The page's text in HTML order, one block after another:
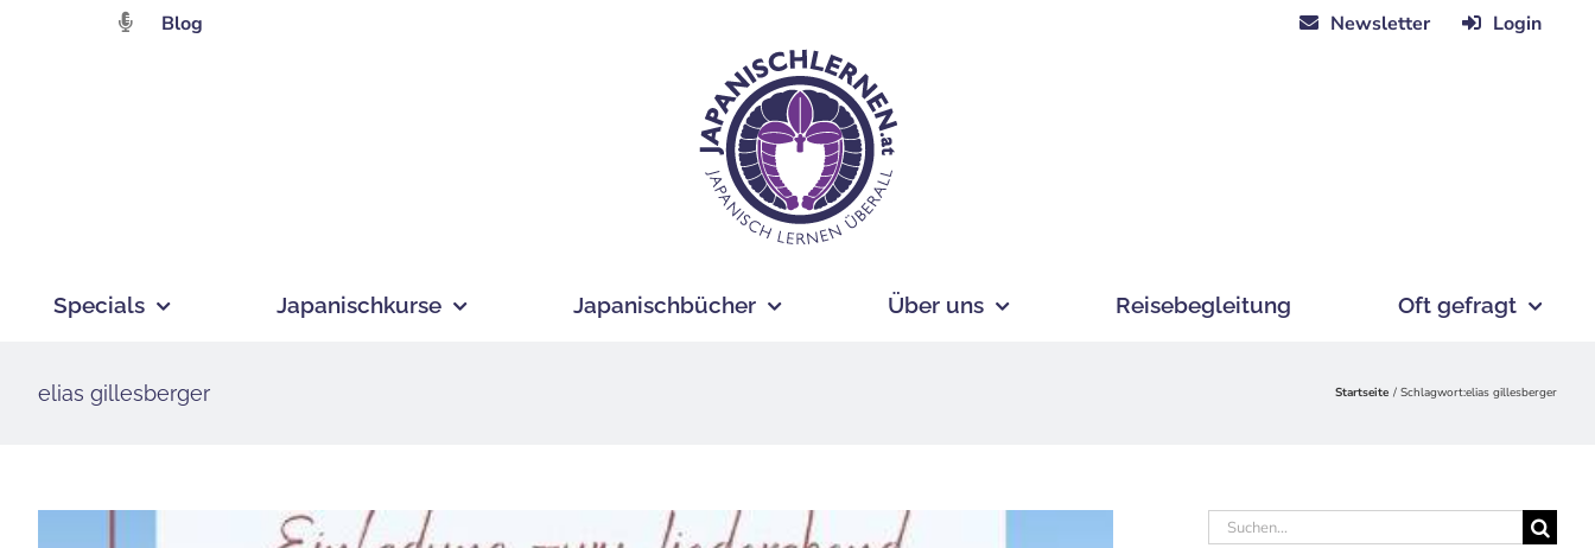
Blog Newsletter Login
Specials Japanischkurse Japanischbücher Über uns Reisebegleitung Oft gefragt
elias gillesberger Startseite Schlagwort:elias gillesberger
Suche